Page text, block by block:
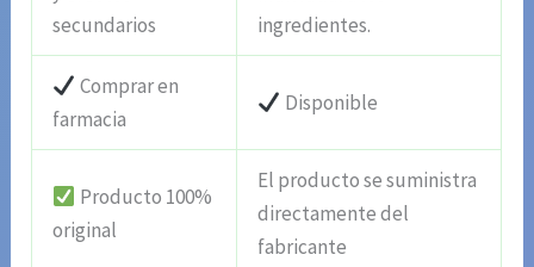
secundarios
ingredientes.
Comprar en
farmacia
Disponible
Producto 100%
original
El producto se suministra
directamente del
fabricante